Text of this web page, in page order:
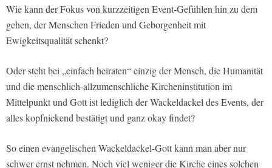
Wie kann der Fokus von kurzzeitigen Event-Gefühlen hin zu dem
gehen, der Menschen Frieden und Geborgenheit mit
Ewigkeitsqualität schenkt?
Oder steht bei „einfach heiraten“ einzig der Mensch, die Humanität
und die menschlich-allzumenschliche Kircheninstitution im
Mittelpunkt und Gott ist lediglich der Wackeldackel des Events, der
alles kopfnickend bestätigt und ganz okay findet?
So einen evangelischen Wackeldackel-Gott kann man aber nur
schwer ernst nehmen. Noch viel weniger die Kirche eines solchen